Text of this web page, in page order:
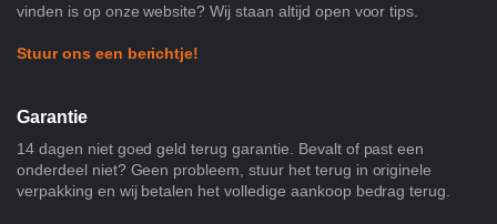
vinden is op onze website? Wij staan altijd open voor tips.
Stuur ons een berichtje!
Garantie
14 dagen niet goed geld terug garantie. Bevalt of past een
onderdeel niet? Geen probleem, stuur het terug in originele
verpakking en wij betalen het volledige aankoop bedrag terug.